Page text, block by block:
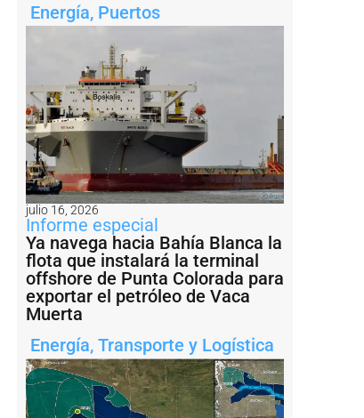
Energía, Puertos
julio 16, 2026
Informe especial
Ya navega hacia Bahía Blanca la
flota que instalará la terminal
offshore de Punta Colorada para
exportar el petróleo de Vaca
Muerta
Energía, Transporte y Logística